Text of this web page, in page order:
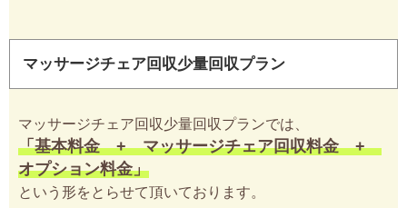
マッサージチェア回収少量回収プラン
マッサージチェア回収少量回収プランでは、
「基本料金 + マッサージチェア回収料金 +
オプション料金」
という形をとらせて頂いております。